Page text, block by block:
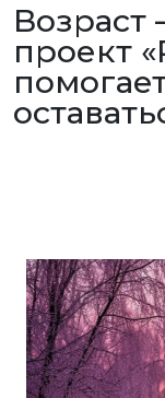
Возраст
проект